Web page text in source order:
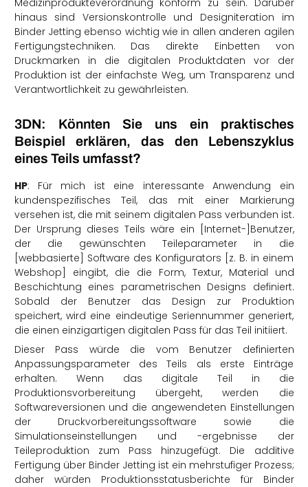
Medizinprodukteverordnung konform zu sein. Darüber
hinaus sind Versionskontrolle und Designiteration im
Binder Jetting ebenso wichtig wie in allen anderen agilen
Fertigungstechniken. Das direkte Einbetten von
Druckmarken in die digitalen Produktdaten vor der
Produktion ist der einfachste Weg, um Transparenz und
Verantwortlichkeit zu gewährleisten.
3DN: Könnten Sie uns ein praktisches
Beispiel erklären, das den Lebenszyklus
eines Teils umfasst?
HP: Für mich ist eine interessante Anwendung ein
kundenspezifisches Teil, das mit einer Markierung
versehen ist, die mit seinem digitalen Pass verbunden ist.
Der Ursprung dieses Teils wäre ein [Internet-]Benutzer,
der die gewünschten Teileparameter in die
[webbasierte] Software des Konfigurators [z. B. in einem
Webshop] eingibt, die die Form, Textur, Material und
Beschichtung eines parametrischen Designs definiert.
Sobald der Benutzer das Design zur Produktion
speichert, wird eine eindeutige Seriennummer generiert,
die einen einzigartigen digitalen Pass für das Teil initiiert.
Dieser Pass würde die vom Benutzer definierten
Anpassungsparameter des Teils als erste Einträge
erhalten. Wenn das digitale Teil in die
Produktionsvorbereitung übergeht, werden die
Softwareversionen und die angewendeten Einstellungen
der Druckvorbereitungssoftware sowie die
Simulationseinstellungen und -ergebnisse der
Teileproduktion zum Pass hinzugefügt. Die additive
Fertigung über Binder Jetting ist ein mehrstufiger Prozess;
daher würden Produktionsstatusberichte für Binder